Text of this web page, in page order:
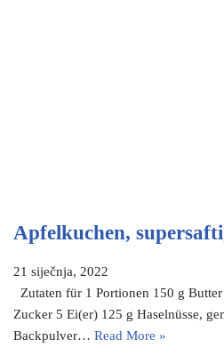
Apfelkuchen,
21 siječnja, 2022
Zutaten für 1 Portionen 150 g
Zucker 5 Ei(er) 125 g Haselnüsse,
Backpulver… Read More »